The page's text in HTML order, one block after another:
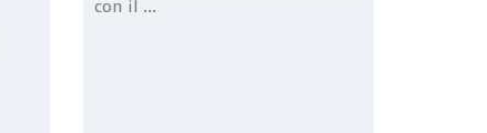
con il ...